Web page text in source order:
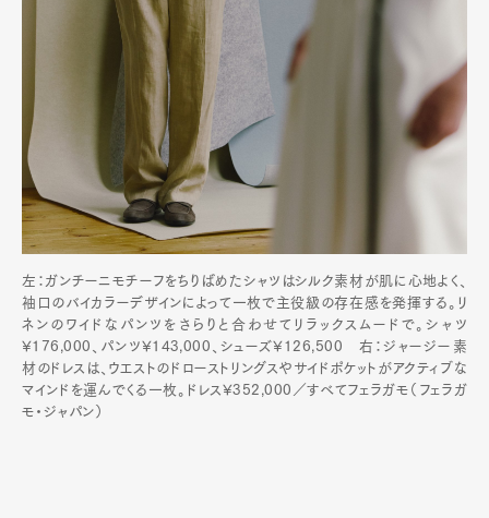
左：ガンチーニモチーフをちりばめたシャツはシルク素材が肌に心地よく、
袖口のバイカラーデザインによって一枚で主役級の存在感を発揮する。リ
ネンのワイドなパンツをさらりと合わせてリラックスムードで。シャツ
¥176,000、パンツ¥143,000、シューズ¥126,500 右：ジャージー素
材のドレスは、ウエストのドローストリングスやサイドポケットがアクティブな
マインドを運んでくる一枚。ドレス¥352,000／すべてフェラガモ（フェラガ
モ・ジャパン）